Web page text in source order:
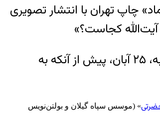
چاپ تهران با انتشار تصویری
کجاست؟»
«اعتماد» که الیاس حضرتی، نماینده اصلاح‌‏طلب مجلس و عضو پیشین سپاه مدیر مسوول آن است، روز پنج‌شنبه، ۲۵ آبان، پیش از آنکه به
» (موسس سپاه گیلان و بولتن‌نویس